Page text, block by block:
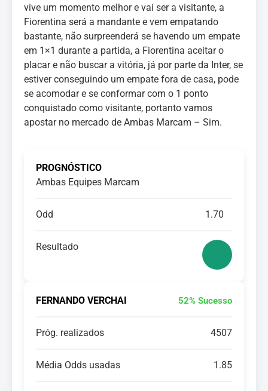
vive um momento melhor e vai ser a visitante, a
Fiorentina será a mandante e vem empatando
bastante, não surpreenderá se havendo um empate
em 1×1 durante a partida, a Fiorentina aceitar o
placar e não buscar a vitória, já por parte da Inter, se
estiver conseguindo um empate fora de casa, pode
se acomodar e se conformar com o 1 ponto
conquistado como visitante, portanto vamos
apostar no mercado de Ambas Marcam – Sim.
PROGNÓSTICO
Ambas Equipes Marcam
Odd 1.70
Resultado
FERNANDO VERCHAI 52% Sucesso
Próg. realizados 4507
Média Odds usadas 1.85